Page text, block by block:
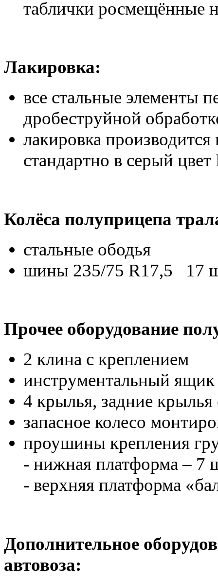
таблички росмещённые
Лакировка:
все стальные элементы
дробеструйной
лакировка
стандартно в серый
Колёса полуприцепа
стальные ободья
шины 235/75 R17,5 17
Прочее оборудование
2 клина с креплением
инструментальный ящик
4 крылья, задние
запасное колесо
проушины крепления
- нижная платформа – 7
- верхняя платформа
Дополнительное
автовоза: